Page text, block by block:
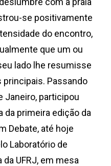
se positivamente
do encontro,
que um ou
lado lhe resumisse
Passando
Janeiro, participou
da primeira edição da
Debate, até hoje
Laboratório de
UFRJ, em mesa